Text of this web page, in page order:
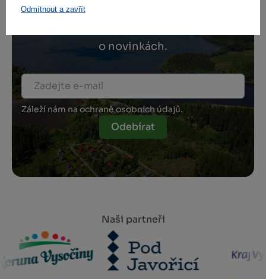
Odmítnout a zavřít
o novinkách.
Záleží nám na ochraně osobních údajů.
Odebírat
Naši partneři